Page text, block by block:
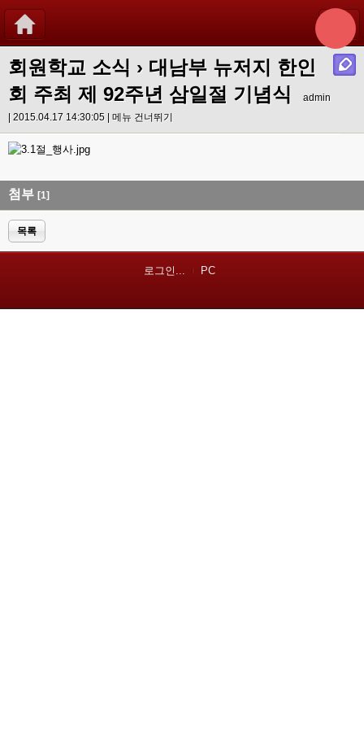
회원학교 소식 › 대남부 뉴저지 한인
회 주최 제 92주년 삼일절 기념식
admin
| 2015.04.17 14:30:05 | 메뉴 건너뛰기
첨부 [1]
목록
로그인... PC